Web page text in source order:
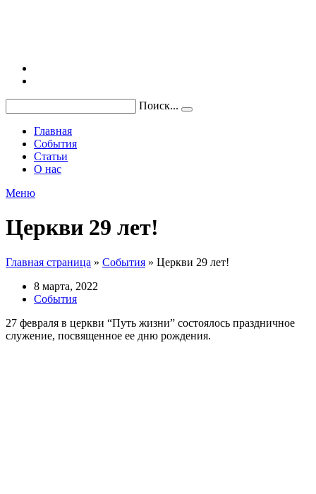
Поиск...
Главная
События
Статьи
О нас
Меню
Церкви 29 лет!
Главная страница » События » Церкви 29 лет!
8 марта, 2022
События
27 февраля в церкви “Путь жизни” состоялось праздничное
служение, посвященное ее дню рождения.